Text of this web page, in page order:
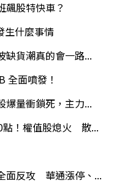
飆股特快車？
生什麼事情
缺貨潮真的會一路...
全面噴發！
爆量衝鎖死，主力...
點！權值股熄火 散...
面反攻 華通漲停、...